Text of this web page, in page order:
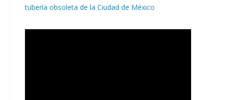
tubería obsoleta de la Ciudad de México